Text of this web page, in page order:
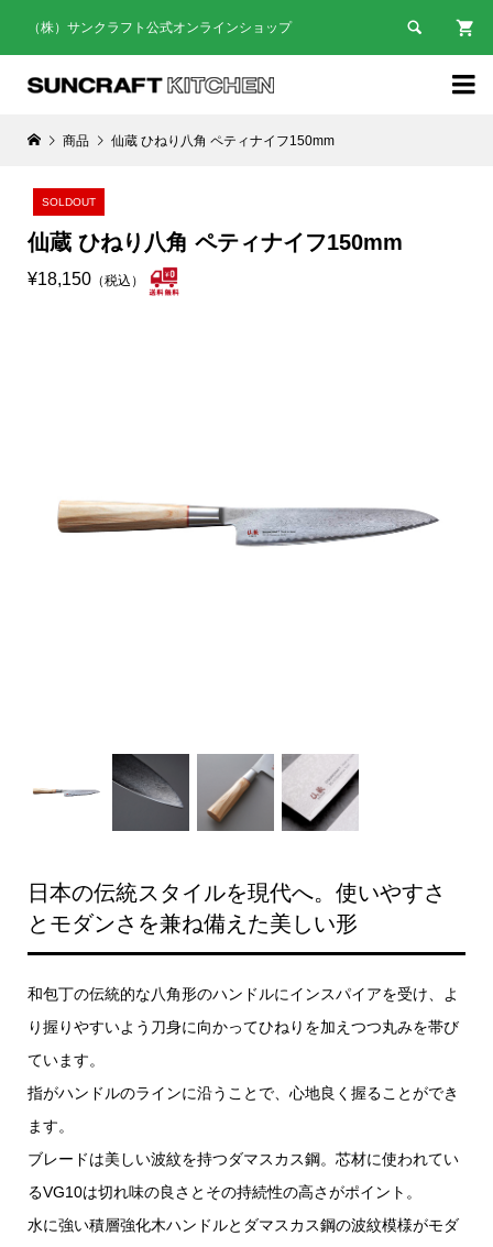
（株）サンクラフト公式オンラインショップ 

商品 仙蔵 ひねり八角 ペティナイフ150mm
SOLDOUT
仙蔵 ひねり八角 ペティナイフ150mm
¥18,150（税込）
日本の伝統スタイルを現代へ。使いやすさ
とモダンさを兼ね備えた美しい形
和包丁の伝統的な八角形のハンドルにインスパイアを受け、よ
り握りやすいよう刀身に向かってひねりを加えつつ丸みを帯び
ています。
指がハンドルのラインに沿うことで、心地良く握ることができ
ます。
ブレードは美しい波紋を持つダマスカス鋼。芯材に使われてい
るVG10は切れ味の良さとその持続性の高さがポイント。
水に強い積層強化木ハンドルとダマスカス鋼の波紋模様がモダ